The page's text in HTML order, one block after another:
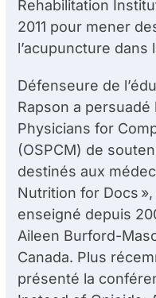
Rehabilitation
2011 pour mener
l’acupuncture dans
Défenseure de
Rapson a persuadé
Physicians for
(OSPCM) de
destinés aux
Nutrition for Docs
enseigné depuis
Aileen Burford-
Canada. Plus
présenté la